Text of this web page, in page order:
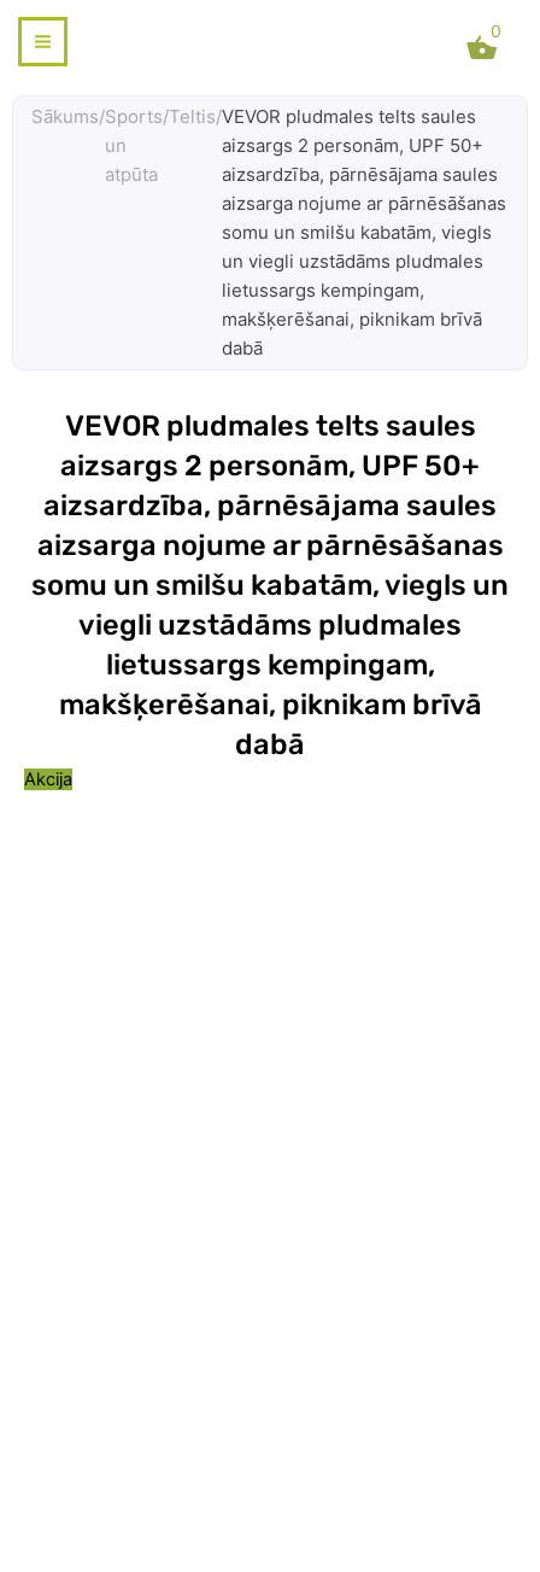
Skip
content
0
Sākums/Sports
un
atpūta
/Teltis/VEVOR pludmales telts saules
aizsargs 2 personām, UPF 50+
aizsardzība, pārnēsājama saules
aizsarga nojume ar pārnēsāšanas
somu un smilšu kabatām, viegls
un viegli uzstādāms pludmales
lietussargs kempingam,
makšķerēšanai, piknikam brīvā
dabā
VEVOR pludmales telts saules
aizsargs 2 personām, UPF 50+
aizsardzība, pārnēsājama saules
aizsarga nojume ar pārnēsāšanas
somu un smilšu kabatām, viegls un
viegli uzstādāms pludmales
lietussargs kempingam,
makšķerēšanai, piknikam brīvā
dabā
Akcija